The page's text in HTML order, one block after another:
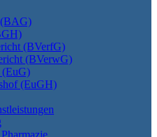
(BAG)
(BVerfG)
(BVerwG)
(EuG)
(EuGH)